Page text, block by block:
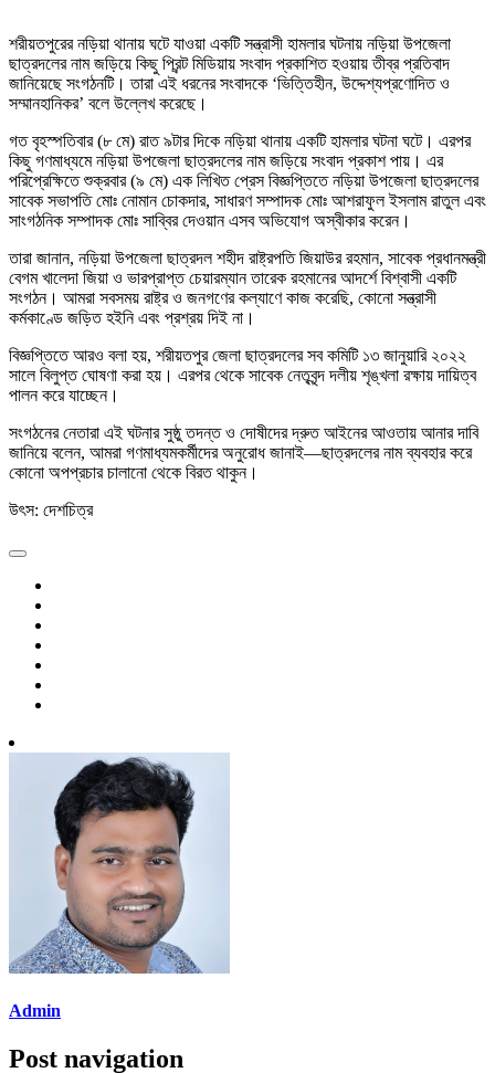
শরীয়তপুরের নড়িয়া থানায় ঘটে যাওয়া একটি সন্ত্রাসী হামলার ঘটনায় নড়িয়া উপজেলা
ছাত্রদলের নাম জড়িয়ে কিছু প্রিন্ট মিডিয়ায় সংবাদ প্রকাশিত হওয়ায় তীব্র প্রতিবাদ
জানিয়েছে সংগঠনটি। তারা এই ধরনের সংবাদকে ‘ভিত্তিহীন, উদ্দেশ্যপ্রণোদিত ও
সম্মানহানিকর’ বলে উল্লেখ করেছে।
গত বৃহস্পতিবার (৮ মে) রাত ৯টার দিকে নড়িয়া থানায় একটি হামলার ঘটনা ঘটে। এরপর
কিছু গণমাধ্যমে নড়িয়া উপজেলা ছাত্রদলের নাম জড়িয়ে সংবাদ প্রকাশ পায়। এর
পরিপ্রেক্ষিতে শুক্রবার (৯ মে) এক লিখিত প্রেস বিজ্ঞপ্তিতে নড়িয়া উপজেলা ছাত্রদলের
সাবেক সভাপতি মোঃ নোমান চোকদার, সাধারণ সম্পাদক মোঃ আশরাফুল ইসলাম রাতুল এবং
সাংগঠনিক সম্পাদক মোঃ সাব্বির দেওয়ান এসব অভিযোগ অস্বীকার করেন।
তারা জানান, নড়িয়া উপজেলা ছাত্রদল শহীদ রাষ্ট্রপতি জিয়াউর রহমান, সাবেক প্রধানমন্ত্রী
বেগম খালেদা জিয়া ও ভারপ্রাপ্ত চেয়ারম্যান তারেক রহমানের আদর্শে বিশ্বাসী একটি
সংগঠন। আমরা সবসময় রাষ্ট্র ও জনগণের কল্যাণে কাজ করেছি, কোনো সন্ত্রাসী
কর্মকাণ্ডে জড়িত হইনি এবং প্রশ্রয় দিই না।
বিজ্ঞপ্তিতে আরও বলা হয়, শরীয়তপুর জেলা ছাত্রদলের সব কমিটি ১৩ জানুয়ারি ২০২২
সালে বিলুপ্ত ঘোষণা করা হয়। এরপর থেকে সাবেক নেতৃবৃন্দ দলীয় শৃঙ্খলা রক্ষায় দায়িত্ব
পালন করে যাচ্ছেন।
সংগঠনের নেতারা এই ঘটনার সুষ্ঠু তদন্ত ও দোষীদের দ্রুত আইনের আওতায় আনার দাবি
জানিয়ে বলেন, আমরা গণমাধ্যমকর্মীদের অনুরোধ জানাই—ছাত্রদলের নাম ব্যবহার করে
কোনো অপপ্রচার চালানো থেকে বিরত থাকুন।
উৎস: দেশচিত্র
Admin
Post navigation